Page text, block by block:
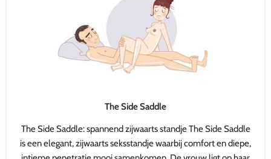
The Side Saddle
The Side Saddle: spannend zijwaarts standje The Side Saddle
is een elegant, zijwaarts seksstandje waarbij comfort en diepe,